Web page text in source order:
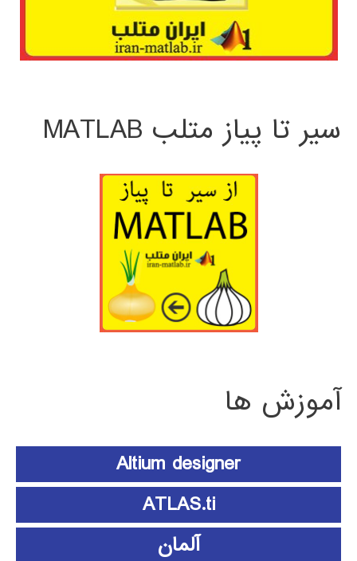
سیر تا پیاز متلب MATLAB
آموزش ها
Altium designer
ATLAS.ti
آلمان